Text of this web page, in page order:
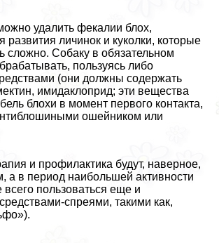
удалить фекалии блох,
развития личинок и куколки, которые
сложно. Собаку в обязательном
пользуясь либо
(они должны содержать
имидаклоприд; эти вещества
блохи в момент первого контакта,
ошейником или
и профилактика будут, наверное,
в период наибольшей активности
пользоваться еще и
спреями, такими как,